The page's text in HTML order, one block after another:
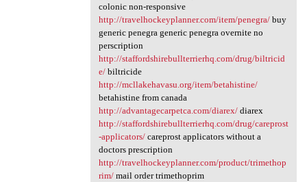
colonic non-responsive
http://travelhockeyplanner.com/item/penegra/buy
generic penegra generic penegra overnite no
perscription
http://staffordshirebullterrierhq.com/drug/biltricid
e/biltricide
http://mcllakehavasu.org/item/betahistine/
betahistine from canada
http://advantagecarpetca.com/diarex/diarex
http://staffordshirebullterrierhq.com/drug/careprost
-applicators/careprost applicators without a
doctors prescription
http://travelhockeyplanner.com/product/trimethop
rim/mail order trimethoprim